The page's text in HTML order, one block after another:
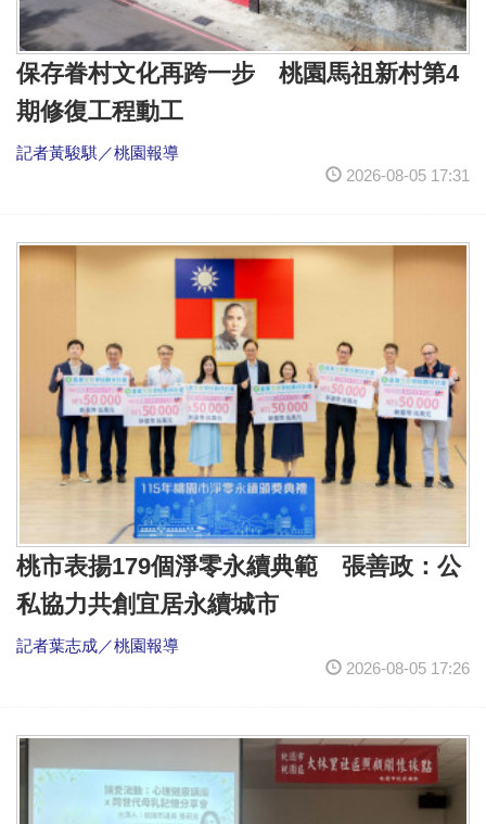
保存眷村文化再跨一步 桃園馬祖新村第4
期修復工程動工
記者黃駿騏／桃園報導
2026-08-05 17:31
桃市表揚179個淨零永續典範 張善政：公
私協力共創宜居永續城市
記者葉志成／桃園報導
2026-08-05 17:26